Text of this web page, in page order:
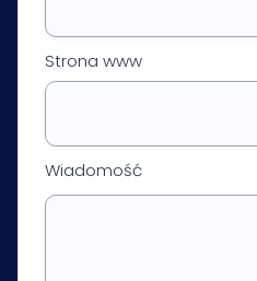
Strona www
Wiadomość